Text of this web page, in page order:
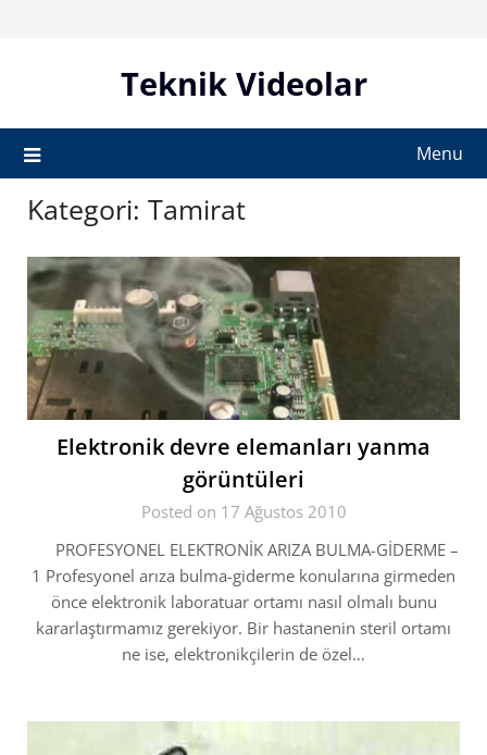
Teknik Videolar
Menu
Kategori: Tamirat
Elektronik devre elemanları yanma
görüntüleri
Posted on 17 Ağustos 2010
PROFESYONEL ELEKTRONİK ARIZA BULMA-GİDERME –
1 Profesyonel arıza bulma-giderme konularına girmeden
önce elektronik laboratuar ortamı nasıl olmalı bunu
kararlaştırmamız gerekiyor. Bir hastanenin steril ortamı
ne ise, elektronikçilerin de özel…